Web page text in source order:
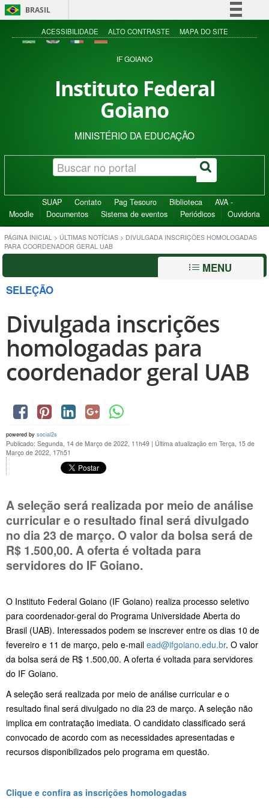
BRASIL
Simplifique!
Acesso à informação
ACESSIBILIDADE ALTO CONTRASTE MAPA DO SITE
IF GOIANO
Instituto Federal
Goiano
MINISTÉRIO DA EDUCAÇÃO
SUAP Contato Pag Tesouro Biblioteca
AVA -
Moodle
Documentos Sistema de eventos Periódicos Ouvidoria
PÁGINA INICIAL > ÚLTIMAS NOTÍCIAS > DIVULGADA INSCRIÇÕES HOMOLOGADAS
PARA COORDENADOR GERAL UAB
MENU
SELEÇÃO
Divulgada inscrições
homologadas para
coordenador geral UAB
powered by social2s
Publicado: Segunda, 14 de Março de 2022, 11h49 | Última atualização em Terça, 15 de
Março de 2022, 17h51
A seleção será realizada por meio de análise
curricular e o resultado final será divulgado
no dia 23 de março. O valor da bolsa será de
R$ 1.500,00. A oferta é voltada para
servidores do IF Goiano.
O Instituto Federal Goiano (IF Goiano) realiza processo seletivo
para coordenador-geral do Programa Universidade Aberta do
Brasil (UAB). Interessados podem se inscrever entre os dias 10 de
fevereiro e 11 de março, pelo e-mail ead@ifgoiano.edu.br. O valor
da bolsa será de R$ 1.500,00. A oferta é voltada para servidores
do IF Goiano.
A seleção será realizada por meio de análise curricular e o
resultado final será divulgado no dia 23 de março. A seleção não
implica em contratação imediata. O candidato classificado será
convocado de acordo com as necessidades apresentadas e
recursos disponibilizados pelo programa em questão.
Clique e confira as inscrições homologadas